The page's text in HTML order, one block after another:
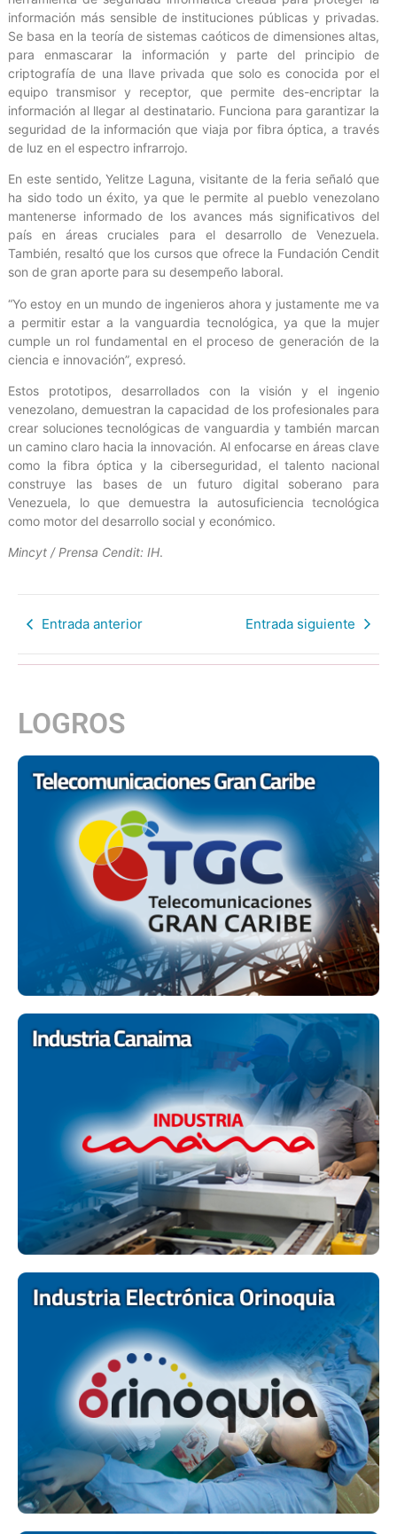
información más sensible de instituciones públicas y privadas.
Se basa en la teoría de sistemas caóticos de dimensiones altas,
para enmascarar la información y parte del principio de
criptografía de una llave privada que solo es conocida por el
equipo transmisor y receptor, que permite des-encriptar la
información al llegar al destinatario. Funciona para garantizar la
seguridad de la información que viaja por fibra óptica, a través
de luz en el espectro infrarrojo.
En este sentido, Yelitze Laguna, visitante de la feria señaló que
ha sido todo un éxito, ya que le permite al pueblo venezolano
mantenerse informado de los avances más significativos del
país en áreas cruciales para el desarrollo de Venezuela.
También, resaltó que los cursos que ofrece la Fundación Cendit
son de gran aporte para su desempeño laboral.
“Yo estoy en un mundo de ingenieros ahora y justamente me va
a permitir estar a la vanguardia tecnológica, ya que la mujer
cumple un rol fundamental en el proceso de generación de la
ciencia e innovación”, expresó.
Estos prototipos, desarrollados con la visión y el ingenio
venezolano, demuestran la capacidad de los profesionales para
crear soluciones tecnológicas de vanguardia y también marcan
un camino claro hacia la innovación. Al enfocarse en áreas clave
como la fibra óptica y la ciberseguridad, el talento nacional
construye las bases de un futuro digital soberano para
Venezuela, lo que demuestra la autosuficiencia tecnológica
como motor del desarrollo social y económico.
Mincyt / Prensa Cendit: IH.
Entrada anterior Entrada siguiente
LOGROS